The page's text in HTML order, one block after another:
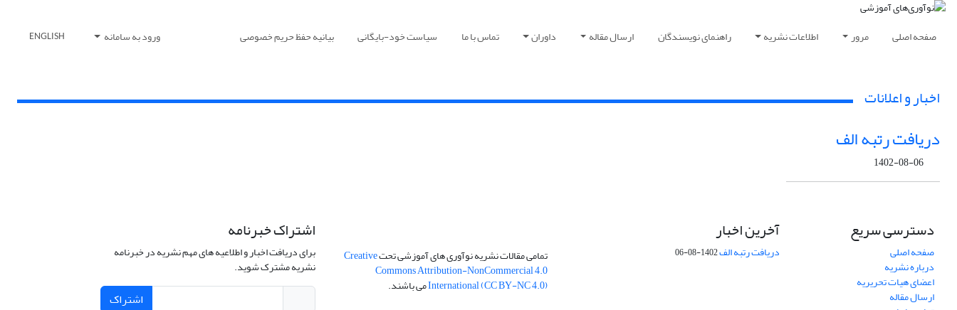
صفحه اصلی مرور اطلاعات نشریه راهنمای نویسندگان ارسال مقاله داوران تماس با ما سیاست خود-بایگانی بیانیه حفظ حریم خصوصی ورود به سامانه ENGLISH
اخبار و اعلانات
دریافت رتبه الف
1402-08-06
دسترسی سریع
صفحه اصلی
درباره نشریه
اعضای هیات تحریریه
ارسال مقاله
آخرین اخبار
دریافت رتبه الف1402-08-06 تمامی مقالات نشریه نوآوری های آموزشی تحتCreative
Commons Attribution-NonCommercial 4.0
International (CC BY-NC 4.0)می باشند.
اشتراک خبرنامه
برای دریافت اخبار و اطلاعیه های مهم نشریه در خبرنامه
نشریه مشترک شوید.
اشتراک